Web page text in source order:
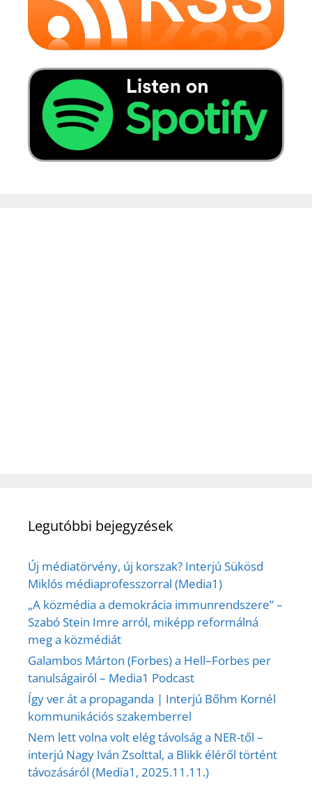
Legutóbbi bejegyzések
Új médiatörvény, új korszak? Interjú Sükösd
Miklós médiaprofesszorral (Media1)
„A közmédia a demokrácia immunrendszere” –
Szabó Stein Imre arról, miképp reformálná
meg a közmédiát
Galambos Márton (Forbes) a Hell–Forbes per
tanulságairól – Media1 Podcast
Így ver át a propaganda | Interjú Bőhm Kornél
kommunikációs szakemberrel
Nem lett volna volt elég távolság a NER-től –
interjú Nagy Iván Zsolttal, a Blikk éléről történt
távozásáról (Media1, 2025.11.11.)